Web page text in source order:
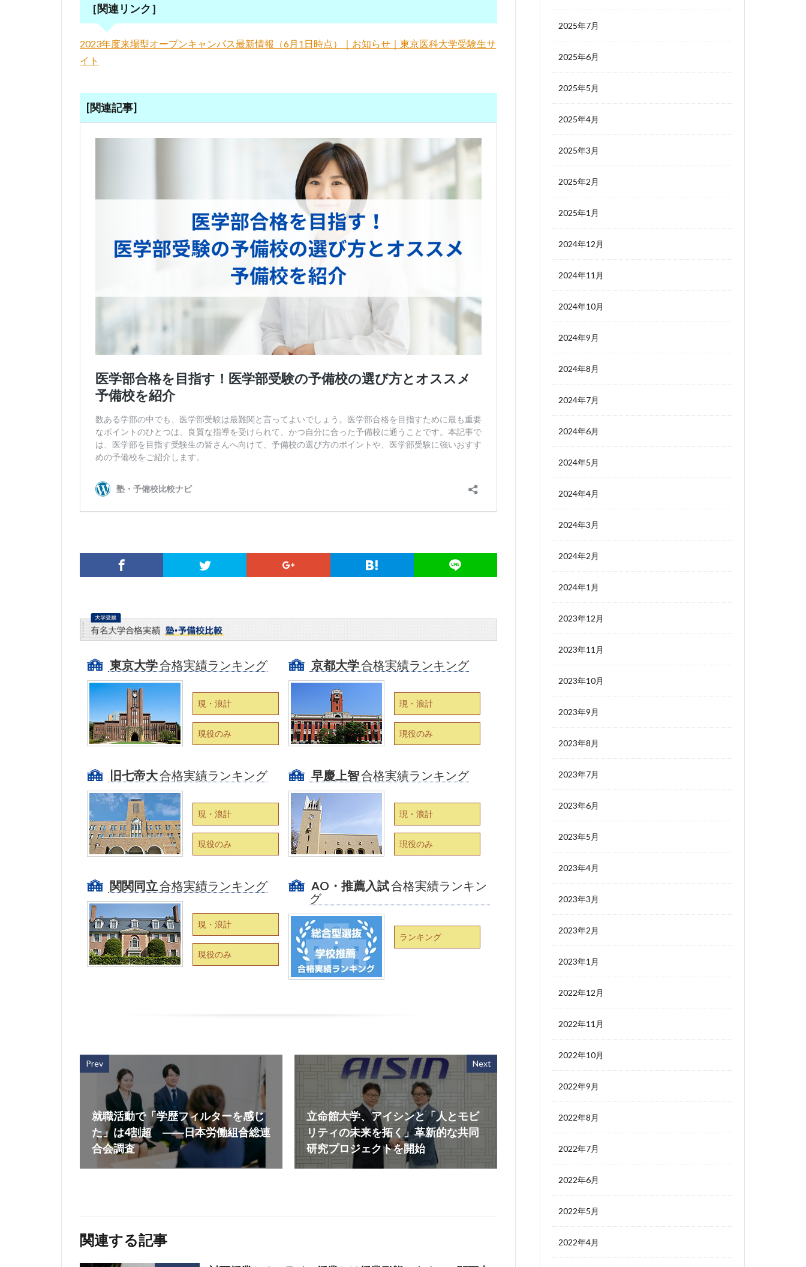
［関連リンク］
2023年度来場型オープンキャンパス最新情報（6月1日時点）｜お知らせ｜東京医科大学受験生サ
イト
[関連記事]
東京大学合格実績ランキング
現・浪計
現役のみ
京都大学合格実績ランキング
現・浪計
現役のみ
旧七帝大合格実績ランキング
現・浪計
現役のみ
早慶上智合格実績ランキング
現・浪計
現役のみ
関関同立合格実績ランキング
現・浪計
現役のみ
AO・推薦入試合格実績ランキン
グ
ランキング
Prev
就職活動で「学歴フィルターを感じ
た」は4割超 ――日本労働組合総連
合会調査
Next
立命館大学、アイシンと「人とモビ
リティの未来を拓く」革新的な共同
研究プロジェクトを開始
関連する記事
2025年7月
2025年6月
2025年5月
2025年4月
2025年3月
2025年2月
2025年1月
2024年12月
2024年11月
2024年10月
2024年9月
2024年8月
2024年7月
2024年6月
2024年5月
2024年4月
2024年3月
2024年2月
2024年1月
2023年12月
2023年11月
2023年10月
2023年9月
2023年8月
2023年7月
2023年6月
2023年5月
2023年4月
2023年3月
2023年2月
2023年1月
2022年12月
2022年11月
2022年10月
2022年9月
2022年8月
2022年7月
2022年6月
2022年5月
2022年4月